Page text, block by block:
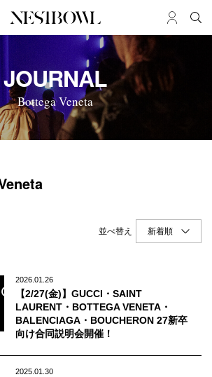
求人検索
新着求人
ブランド一覧
ログイン
会員登録
JOURNAL
Bottega Veneta
並べ替え
2026.01.26
【2/27(金)】GUCCI・SAINT
LAURENT・BOTTEGA VENETA・
BALENCIAGA・BOUCHERON 27新卒
向け合同説明会開催！
2025.01.30